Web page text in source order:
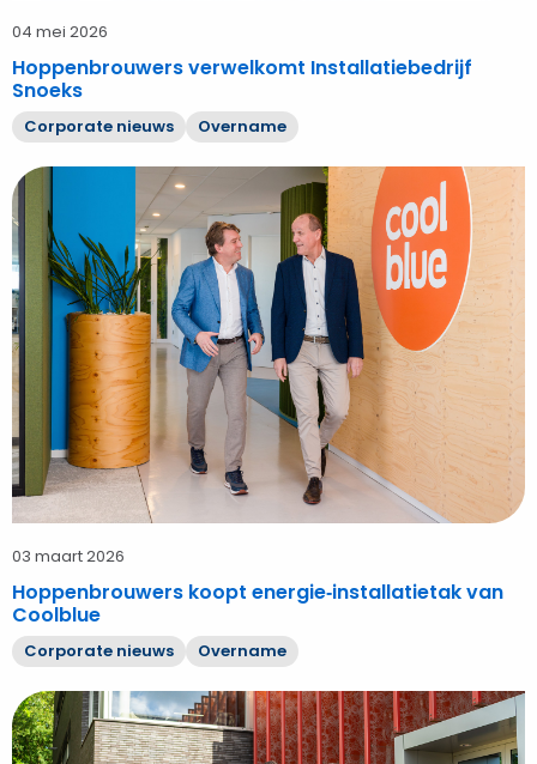
04 mei 2026
Hoppenbrouwers verwelkomt Installatiebedrijf
Snoeks
Corporate nieuws Overname
Bekijk
Hoppenbrouwers
koopt
energie‑installatietak
van
Coolblue
03 maart 2026
Hoppenbrouwers koopt energie‑installatietak van
Coolblue
Corporate nieuws Overname
Bekijk
A&B